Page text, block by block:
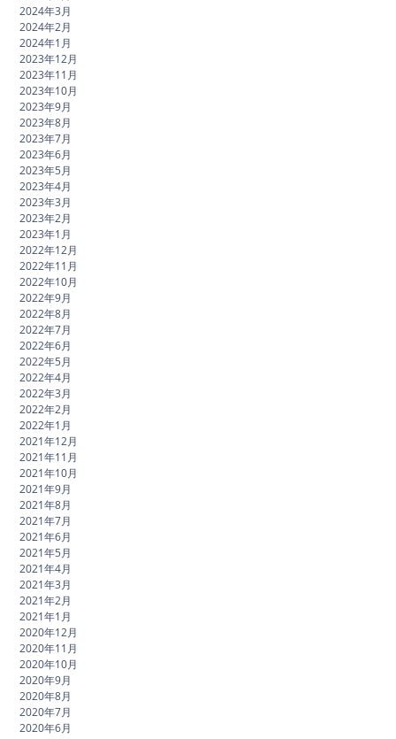
2024年3月
2024年2月
2024年1月
2023年12月
2023年11月
2023年10月
2023年9月
2023年8月
2023年7月
2023年6月
2023年5月
2023年4月
2023年3月
2023年2月
2023年1月
2022年12月
2022年11月
2022年10月
2022年9月
2022年8月
2022年7月
2022年6月
2022年5月
2022年4月
2022年3月
2022年2月
2022年1月
2021年12月
2021年11月
2021年10月
2021年9月
2021年8月
2021年7月
2021年6月
2021年5月
2021年4月
2021年3月
2021年2月
2021年1月
2020年12月
2020年11月
2020年10月
2020年9月
2020年8月
2020年7月
2020年6月